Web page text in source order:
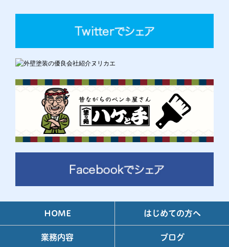
HOME はじめての方へ
業務内容 ブログ